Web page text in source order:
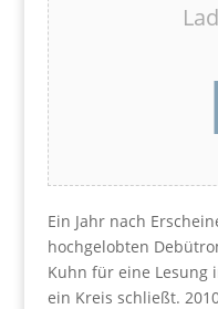
Ein Jahr nach
hochgelobten
Kuhn für eine Lesung
ein Kreis schließt.